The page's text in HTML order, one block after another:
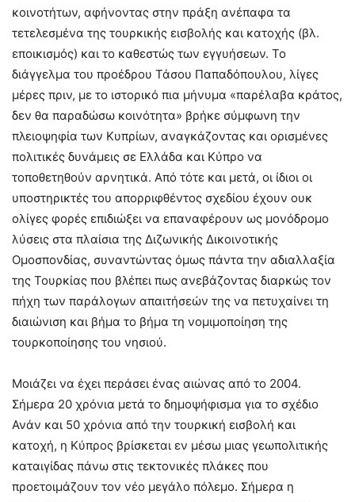
κοινοτήτων, αφήνοντας στην πράξη ανέπαφα τα
τετελεσμένα της τουρκικής εισβολής και κατοχής (βλ.
εποικισμός) και το καθεστώς των εγγυήσεων. Το
διάγγελμα του προέδρου Τάσου Παπαδόπουλου, λίγες
μέρες πριν, με το ιστορικό πια μήνυμα «παρέλαβα κράτος,
δεν θα παραδώσω κοινότητα» βρήκε σύμφωνη την
πλειοψηφία των Κυπρίων, αναγκάζοντας και ορισμένες
πολιτικές δυνάμεις σε Ελλάδα και Κύπρο να
τοποθετηθούν αρνητικά. Από τότε και μετά, οι ίδιοι οι
υποστηρικτές του απορριφθέντος σχεδίου έχουν ουκ
ολίγες φορές επιδιώξει να επαναφέρουν ως μονόδρομο
λύσεις στα πλαίσια της Διζωνικής Δικοινοτικής
Ομοσπονδίας, συναντώντας όμως πάντα την αδιαλλαξία
της Τουρκίας που βλέπει πως ανεβάζοντας διαρκώς τον
πήχη των παράλογων απαιτήσεών της να πετυχαίνει τη
διαιώνιση και βήμα το βήμα τη νομιμοποίηση της
τουρκοποίησης του νησιού.
Μοιάζει να έχει περάσει ένας αιώνας από το 2004.
Σήμερα 20 χρόνια μετά το δημοψήφισμα για το σχέδιο
Ανάν και 50 χρόνια από την τουρκική εισβολή και
κατοχή, η Κύπρος βρίσκεται εν μέσω μιας γεωπολιτικής
καταιγίδας πάνω στις τεκτονικές πλάκες που
προετοιμάζουν τον νέο μεγάλο πόλεμο. Σήμερα η